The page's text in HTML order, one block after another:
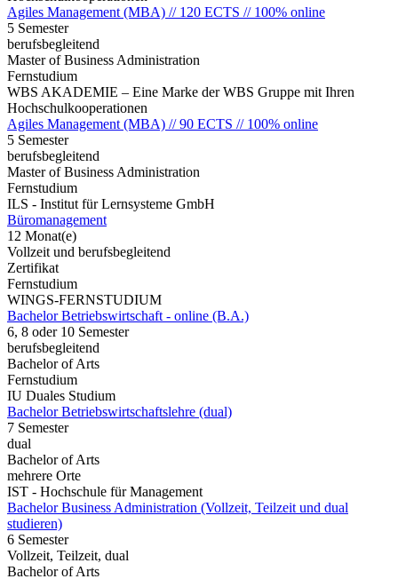
Agiles Management (MBA) // 120 ECTS // 100% online
5 Semester
berufsbegleitend
Master of Business Administration
Fernstudium
WBS AKADEMIE – Eine Marke der WBS Gruppe mit Ihren
Hochschulkooperationen
Agiles Management (MBA) // 90 ECTS // 100% online
5 Semester
berufsbegleitend
Master of Business Administration
Fernstudium
ILS - Institut für Lernsysteme GmbH
Büromanagement
12 Monat(e)
Vollzeit und berufsbegleitend
Zertifikat
Fernstudium
WINGS-FERNSTUDIUM
Bachelor Betriebswirtschaft - online (B.A.)
6, 8 oder 10 Semester
berufsbegleitend
Bachelor of Arts
Fernstudium
IU Duales Studium
Bachelor Betriebswirtschaftslehre (dual)
7 Semester
dual
Bachelor of Arts
mehrere Orte
IST - Hochschule für Management
Bachelor Business Administration (Vollzeit, Teilzeit und dual
studieren)
6 Semester
Vollzeit, Teilzeit, dual
Bachelor of Arts